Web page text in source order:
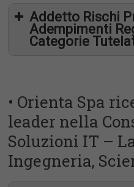
Addetto Rischi
Adempimenti
Categorie
• Orienta Spa
leader nella
Soluzioni IT –
Ingegneria,